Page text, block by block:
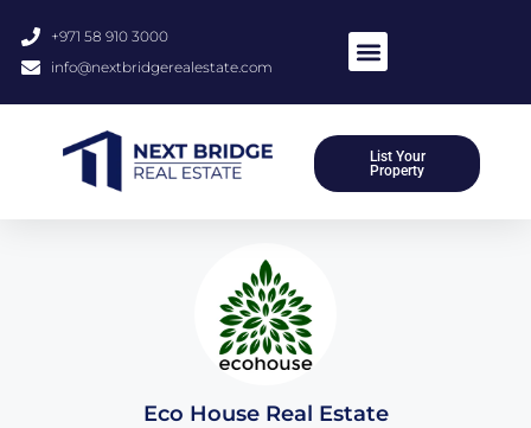
+971 58 910 3000
info@nextbridgerealestate.com
List Your
Property
Eco House Real Estate